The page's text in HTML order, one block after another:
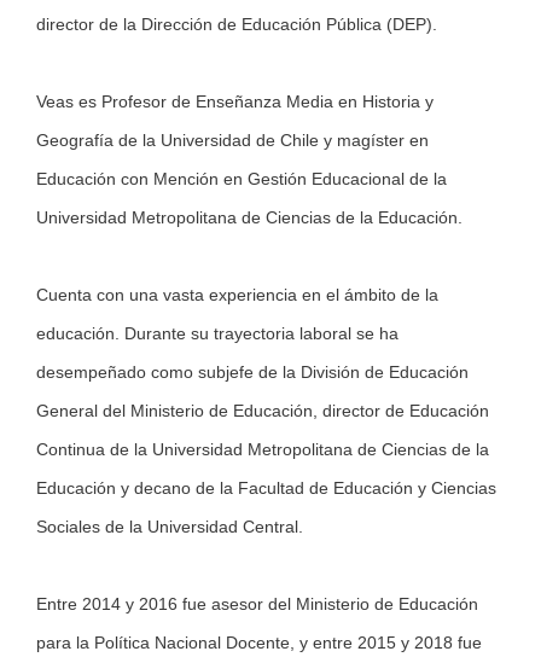
director de la Dirección de Educación Pública (DEP).
Veas es Profesor de Enseñanza Media en Historia y
Geografía de la Universidad de Chile y magíster en
Educación con Mención en Gestión Educacional de la
Universidad Metropolitana de Ciencias de la Educación.
Cuenta con una vasta experiencia en el ámbito de la
educación. Durante su trayectoria laboral se ha
desempeñado como subjefe de la División de Educación
General del Ministerio de Educación, director de Educación
Continua de la Universidad Metropolitana de Ciencias de la
Educación y decano de la Facultad de Educación y Ciencias
Sociales de la Universidad Central.
Entre 2014 y 2016 fue asesor del Ministerio de Educación
para la Política Nacional Docente, y entre 2015 y 2018 fue